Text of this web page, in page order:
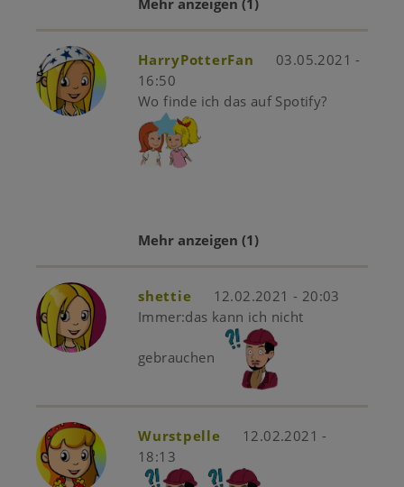
HarryPotterFan
03.05.2021 -
16:50
Wo finde ich das auf Spotify?
Mehr anzeigen (1)
shettie
12.02.2021 - 20:03
Immer:das kann ich nicht
gebrauchen
Wurstpelle
12.02.2021 -
18:13